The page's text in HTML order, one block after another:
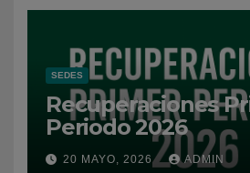
SEDES
Recuperaciones
Periodo 2026
20 MAYO, 2026 ADMIN